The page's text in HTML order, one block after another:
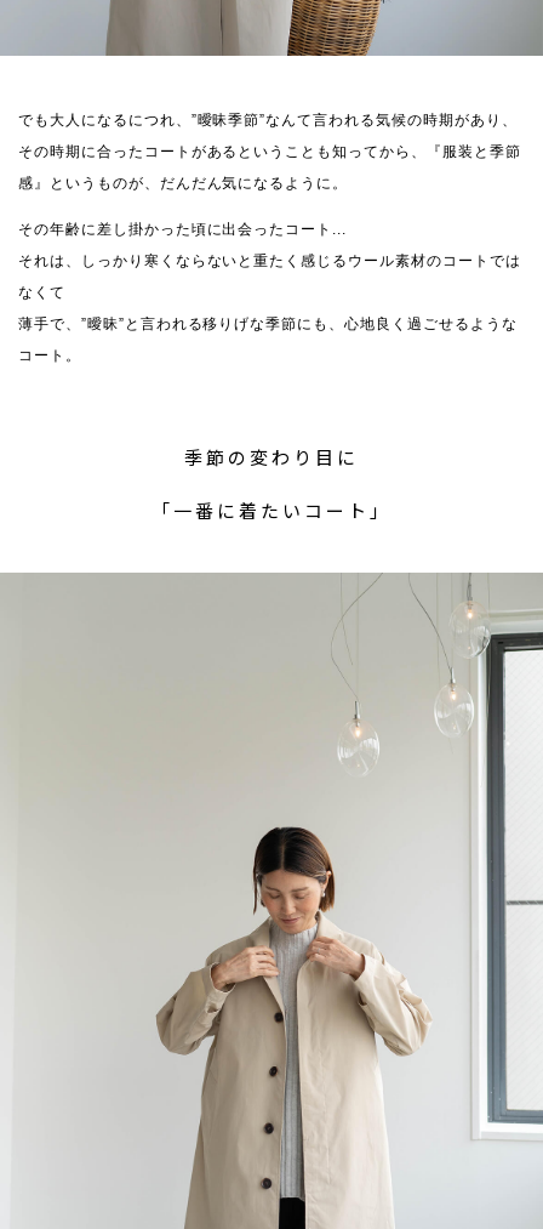
でも大人になるにつれ、”曖昧季節”なんて言われる気候の時期があり、
その時期に合ったコートがあるということも知ってから、『服装と季節
感』というものが、だんだん気になるように。
その年齢に差し掛かった頃に出会ったコート...
それは、しっかり寒くならないと重たく感じるウール素材のコートでは
なくて
薄手で、”曖昧”と言われる移りげな季節にも、心地良く過ごせるような
コート。
季節の変わり目に
「一番に着たいコート」